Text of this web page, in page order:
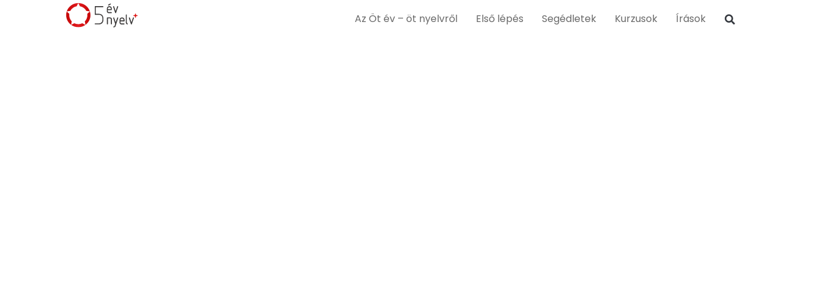
Az Öt év – öt nyelvről Első lépés Segédletek Kurzusok Írások